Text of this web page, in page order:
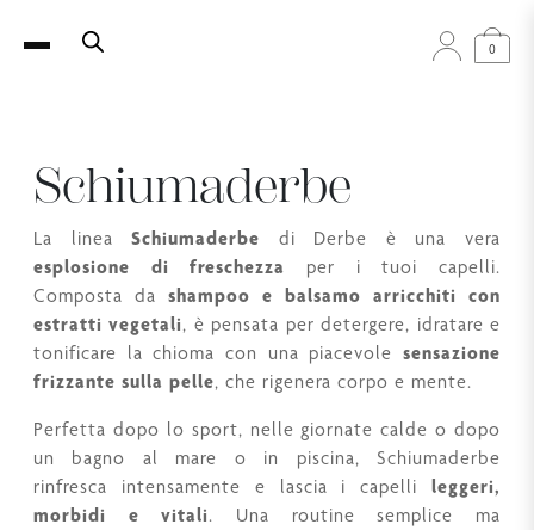
0
Schiumaderbe
La lineaSchiumaderbe di Derbe è una vera
esplosione di freschezza per i tuoi capelli.
Composta da shampoo e balsamo arricchiti con
estratti vegetali, è pensata per detergere, idratare e
tonificare la chioma con una piacevole sensazione
frizzante sulla pelle, che rigenera corpo e mente.
Perfetta dopo lo sport, nelle giornate calde o dopo
un bagno al mare o in piscina, Schiumaderbe
rinfresca intensamente e lascia i capelli leggeri,
morbidi e vitali. Una routine semplice ma